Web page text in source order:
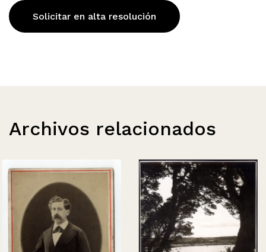
Solicitar en alta resolución
Archivos relacionados